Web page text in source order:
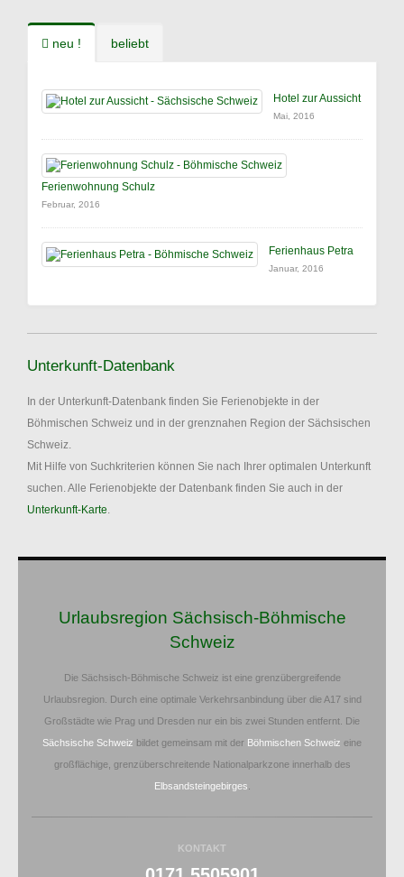
neu ! beliebt
Hotel zur Aussicht
Mai, 2016
Ferienwohnung Schulz
Februar, 2016
Ferienhaus Petra
Januar, 2016
Unterkunft-Datenbank
In der Unterkunft-Datenbank finden Sie Ferienobjekte in der
Böhmischen Schweiz und in der grenznahen Region der Sächsischen
Schweiz.
Mit Hilfe von Suchkriterien können Sie nach Ihrer optimalen Unterkunft
suchen. Alle Ferienobjekte der Datenbank finden Sie auch in der
Unterkunft-Karte.
Urlaubsregion Sächsisch-Böhmische
Schweiz
Die Sächsisch-Böhmische Schweiz ist eine grenzübergreifende
Urlaubsregion. Durch eine optimale Verkehrsanbindung über die A17 sind
Großstädte wie Prag und Dresden nur ein bis zwei Stunden entfernt. Die
Sächsische Schweiz bildet gemeinsam mit der Böhmischen Schweiz eine
großflächige, grenzüberschreitende Nationalparkzone innerhalb des
Elbsandsteingebirges
KONTAKT